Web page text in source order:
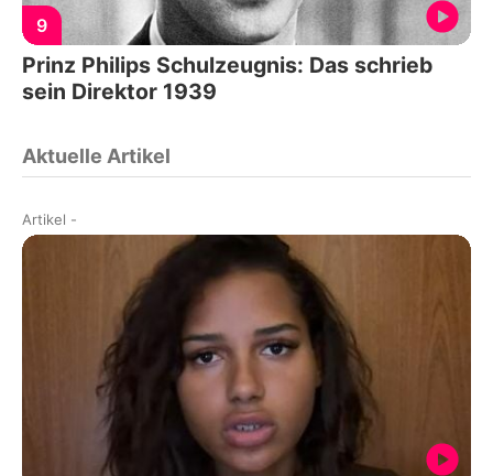
9
Prinz Philips Schulzeugnis: Das schrieb
sein Direktor 1939
Aktuelle Artikel
Artikel -